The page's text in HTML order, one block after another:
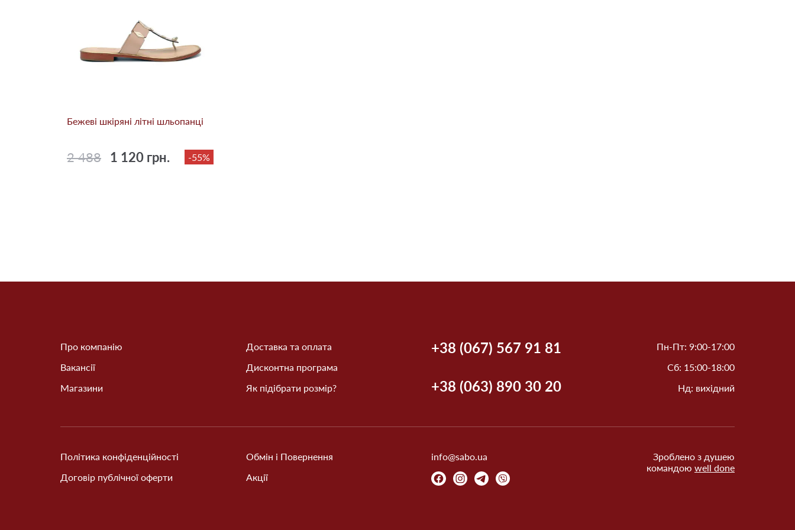
Бежевi шкіряні літні шльопанці
2 488 1 120 грн. -55%
Про компанію
Вакансії
Магазини
Доставка та оплата
Дисконтна програма
Як підібрати розмір?
Політика конфіденційності
Договір публічної оферти
Обмін і Повернення
Акції
+38 (067) 567 91 81
+38 (063) 890 30 20
Пн-Пт: 9:00-17:00
Сб: 15:00-18:00
Нд: вихідний
info@sabo.ua
Зроблено з душею
командою well done